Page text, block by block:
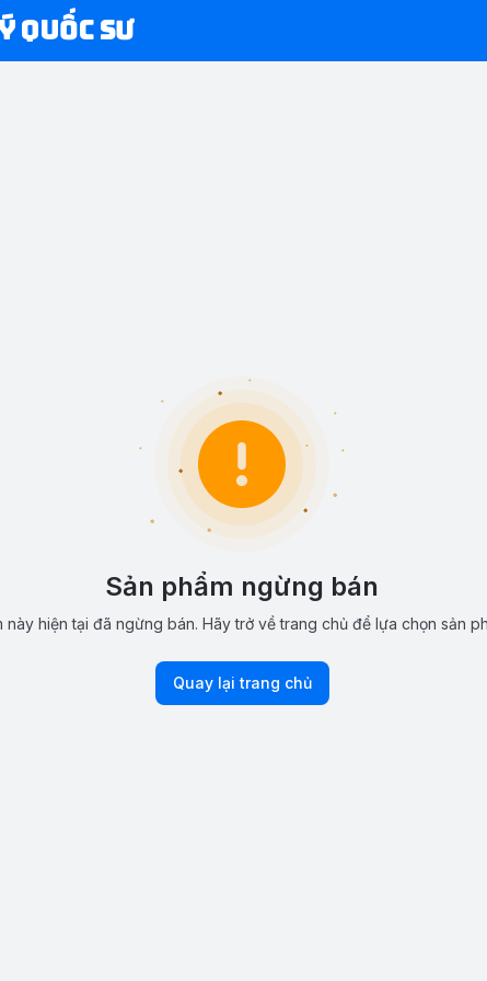
Quốc Sư
Sản phẩm ngừng bán
này hiện tại đã ngừng bán. Hãy trở về trang chủ để lựa chọn sản
Quay lại trang chủ